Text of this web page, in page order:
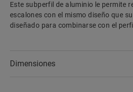
Este subperfil de aluminio le permite
escalones con el mismo diseño que
diseñado para combinarse con el
Dimensiones